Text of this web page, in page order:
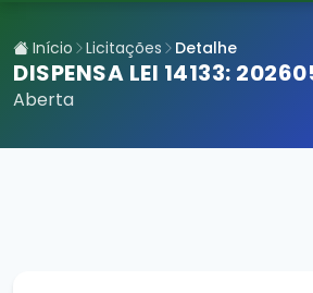
Início Licitações Detalhe
DISPENSA LEI 14133:
Aberta